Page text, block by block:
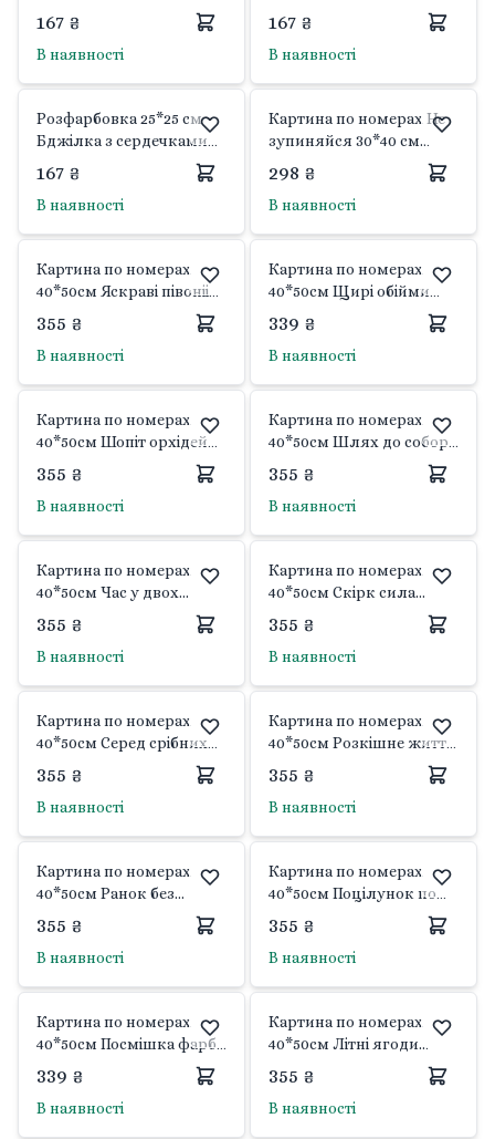
пензлі в наборі 15620-АС
Art Craft
167 ₴
В наявності
фарби пензлі в наборі
15626-АС Art Craft
167 ₴
В наявності
Розфарбовка 25*25 см
Бджілка з сердечками
фарби пензлі в наборі
15635-АС Art Craft
167 ₴
В наявності
Картина по номерах Не
зупиняйся 30*40 см
фарби пензлі в наборі
10377 Art Craft
298 ₴
В наявності
Картина по номерах
40*50см Яскраві півоніі
термоплівці 504005 Art
Craft
355 ₴
В наявності
Картина по номерах
40*50см Щирі обійми
термоплівці 504018 Art
Craft
339 ₴
В наявності
Картина по номерах
40*50см Шопіт орхідей
термоплівці 13176-АС Art
Craft
355 ₴
В наявності
Картина по номерах
40*50см Шлях до собору
термоплівці 11084-AC Art
Craft
355 ₴
В наявності
Картина по номерах
40*50см Час у двох
термоплівці 10408-АС Art
Craft
355 ₴
В наявності
Картина по номерах
40*50см Скірк сила
пензлики в термоплівці
10411-AC Art Craft
355 ₴
В наявності
Картина по номерах
40*50см Серед срібних
термоплівці 10420-АС Art
Craft
355 ₴
В наявності
Картина по номерах
40*50см Розкішне життя
термоплівці 10193-АС Art
Craft
355 ₴
В наявності
Картина по номерах
40*50см Ранок без
планів фарби пензлики
в термоплівці 10410-AC
Art Craft
355 ₴
В наявності
Картина по номерах
40*50см Поцілунок по
термоплівці 16142-AC Art
Craft
355 ₴
В наявності
Картина по номерах
40*50см Посмішка фарби
пензлики в термоплівці
10151-AC Art Craft
339 ₴
В наявності
Картина по номерах
40*50см Літні ягоди
термоплівці 504006 Art
Craft
355 ₴
В наявності